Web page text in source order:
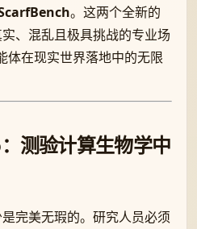
。这两个全新的
、混乱且极具挑战的专业场
体在现实世界落地中的无限
测验计算生物学中
完美无瑕的。研究人员必须